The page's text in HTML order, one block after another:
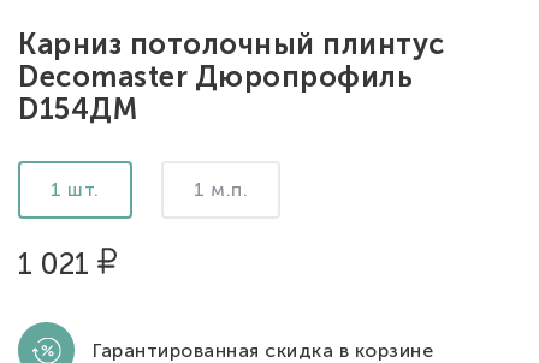
Карниз потолочный плинтус
Decomaster Дюропрофиль
D154ДМ
1 шт. 1 м.п.
1 021
Гарантированная скидка в корзине